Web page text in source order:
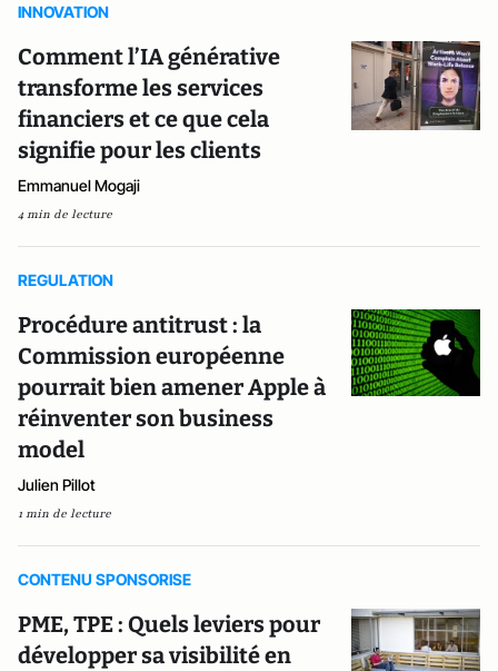
INNOVATION
Comment l’IA générative
transforme les services
financiers et ce que cela
signifie pour les clients
Emmanuel Mogaji
4 min de lecture
REGULATION
Procédure antitrust : la
Commission européenne
pourrait bien amener Apple à
réinventer son business
model
Julien Pillot
1 min de lecture
CONTENU SPONSORISE
PME, TPE : Quels leviers pour
développer sa visibilité en